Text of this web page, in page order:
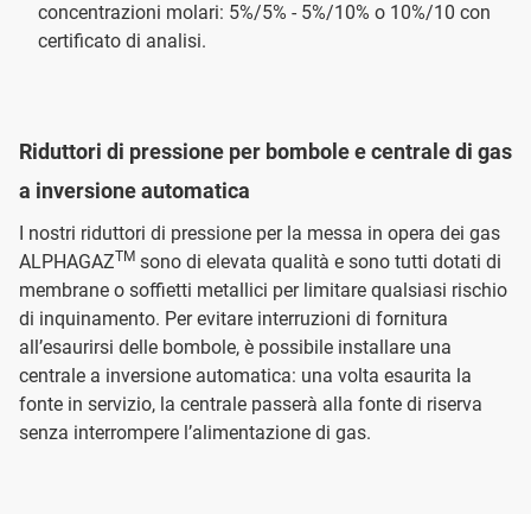
concentrazioni molari: 5%/5% - 5%/10% o 10%/10 con
certificato di analisi.
Riduttori di pressione per bombole e centrale di gas
a inversione automatica
I nostri riduttori di pressione per la messa in opera dei gas
ALPHAGAZTM sono di elevata qualità e sono tutti dotati di
membrane o soffietti metallici per limitare qualsiasi rischio
di inquinamento. Per evitare interruzioni di fornitura
all’esaurirsi delle bombole, è possibile installare una
centrale a inversione automatica: una volta esaurita la
fonte in servizio, la centrale passerà alla fonte di riserva
senza interrompere l’alimentazione di gas.